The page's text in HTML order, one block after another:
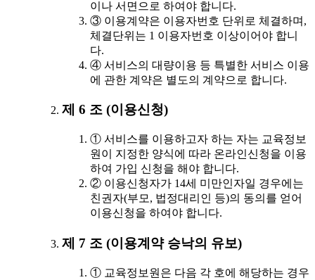
이나 서면으로 하여야 합니다.
③ 이용계약은 이용자번호 단위로 체결하며,
체결단위는 1 이용자번호 이상이어야 합니
다.
④ 서비스의 대량이용 등 특별한 서비스 이용
에 관한 계약은 별도의 계약으로 합니다.
제 6 조 (이용신청)
① 서비스를 이용하고자 하는 자는 교육정보
원이 지정한 양식에 따라 온라인신청을 이용
하여 가입 신청을 해야 합니다.
② 이용신청자가 14세 미만인자일 경우에는
친권자(부모, 법정대리인 등)의 동의를 얻어
이용신청을 하여야 합니다.
제 7 조 (이용계약 승낙의 유보)
① 교육정보원은 다음 각 호에 해당하는 경우